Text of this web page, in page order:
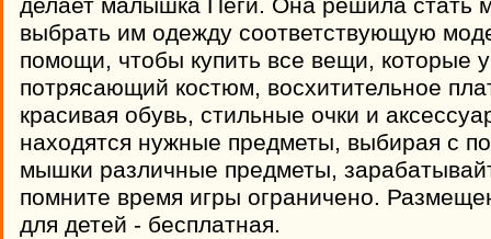
делает малышка Пеги. Она решила стать
выбрать им одежду соответствующую
помощи, чтобы купить все вещи, которые
потрясающий костюм, восхитительное
красивая обувь, стильные очки и
находятся нужные предметы, выбирая с
мышки различные предметы,
помните время игры ограничено.
для детей - бесплатная.